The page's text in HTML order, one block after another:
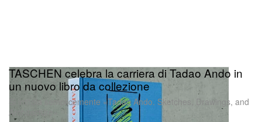
TASCHEN celebra la carriera di Tadao Ando in
un nuovo libro da collezione
Si intitola semplicemente «Tadao Ando. Sketches, Drawings, and
Architecture».